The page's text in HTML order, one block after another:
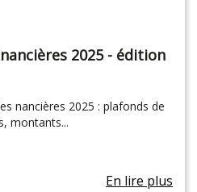
2025 - édition
financières 2025 : plafonds de
montants...
En lire plus